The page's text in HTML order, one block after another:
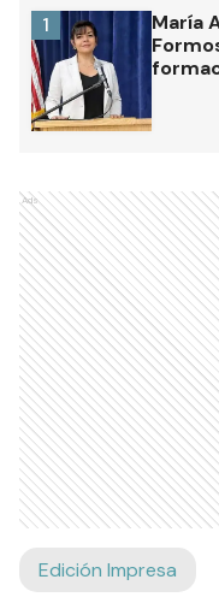
María
1
Ads
Edición Impresa